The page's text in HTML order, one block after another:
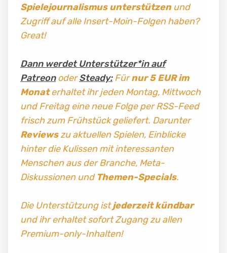
Spielejournalismus unterstützenund
Zugriff auf alle Insert-Moin-Folgen haben?
Great!
Dann werdet Unterstützer*in auf
PatreonoderSteady:Fürnur 5 EUR im
Monaterhaltet ihr jeden Montag, Mittwoch
und Freitag eine neue Folge per RSS-Feed
frisch zum Frühstück geliefert. Darunter
Reviewszu aktuellen Spielen, Einblicke
hinter die Kulissen mit interessanten
Menschen aus der Branche, Meta-
Diskussionen und Themen-Specials.
Die Unterstützung istjederzeit kündbar
und ihr erhaltet sofort Zugang zu allen
Premium-only-Inhalten!